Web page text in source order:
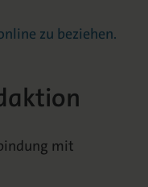
zu beziehen.
mit